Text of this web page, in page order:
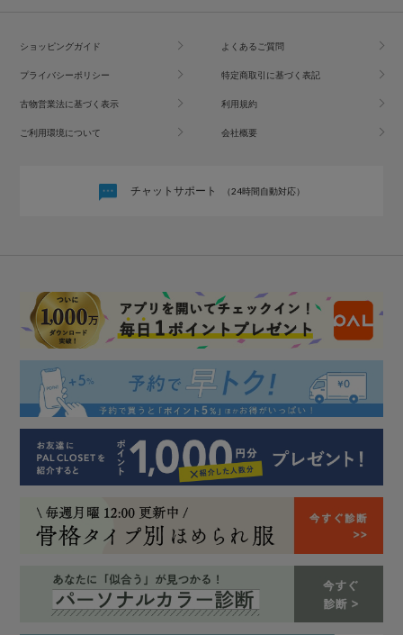
ショッピングガイド よくあるご質問
プライバシーポリシー 特定商取引に基づく表記
古物営業法に基づく表示 利用規約
ご利用環境について 会社概要
チャットサポート （24時間自動対応）